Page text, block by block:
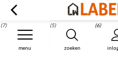
zoeken
(5) (6)
menu
(7)
Menu